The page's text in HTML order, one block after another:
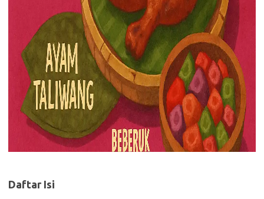
Daftar Isi